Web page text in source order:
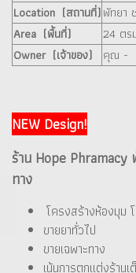
Location (สถานที่)พัทยา
Area (พื้นที่)
24 ตร
Owner (เจ้าของ)
คุณ -
NEW Design!
ร้าน Hope Phramacy
ทาง
โครงสร้างห้องมุม
ขายยาทั่วไป
ขายเฉพาะทาง
เน้นการตกแต่งร้าน